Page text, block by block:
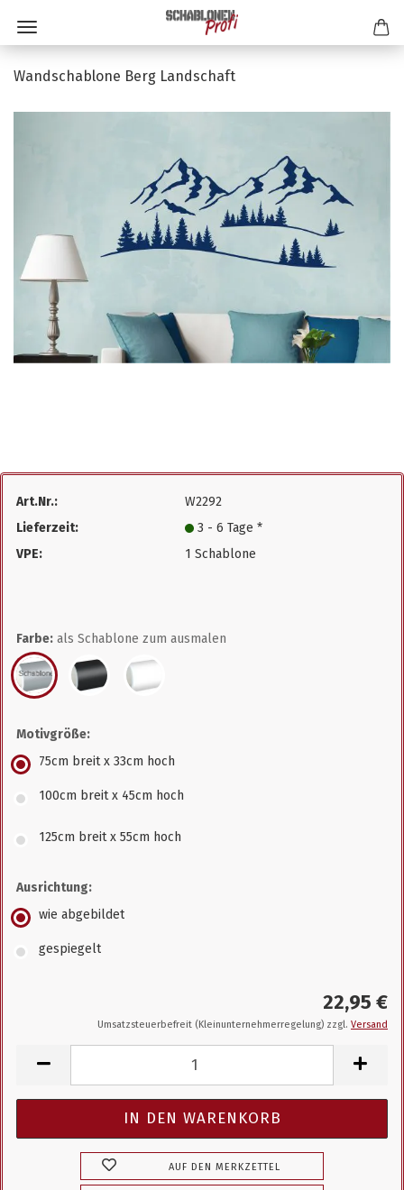
Wandschablone Berg Landschaft
Art.Nr.:
W2292
Lieferzeit:
3 - 6 Tage *
VPE:
1 Schablone
Farbe: als Schablone zum ausmalen
Motivgröße:
75cm breit x 33cm hoch
100cm breit x 45cm hoch
125cm breit x 55cm hoch
Ausrichtung:
wie abgebildet
gespiegelt
22,95 €
Umsatzsteuerbefreit (Kleinunternehmerregelung) zzgl. Versand
AUF DEN MERKZETTEL